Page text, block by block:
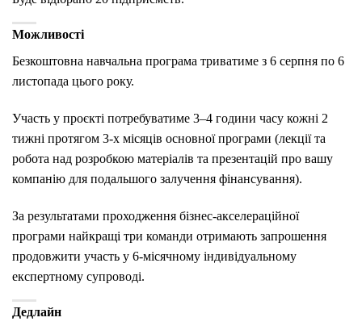
Можливості
Безкоштовна навчальна програма триватиме з 6 серпня по 6
листопада цього року.
Участь у проєкті потребуватиме 3–4 години часу кожні 2
тижні протягом 3-х місяців основної програми (лекції та
робота над розробкою матеріалів та презентацій про вашу
компанію для подальшого залучення фінансування).
За результатами проходження бізнес-акселераційної
програми найкращі три команди отримають запрошення
продовжити участь у 6-місячному індивідуальному
експертному супроводі.
Дедлайн